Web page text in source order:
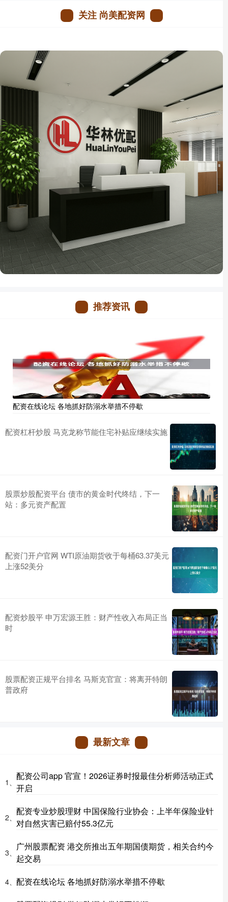
关注 尚美配资网
推荐资讯
配资在线论坛 各地抓好防溺水举措不停歇
配资杠杆炒股 马克龙称节能住宅补贴应继续实施
股票炒股配资平台 债市的黄金时代终结，下一
站：多元资产配置
配资门开户官网 WTI原油期货收于每桶63.37美元
上涨52美分
配资炒股平 申万宏源王胜：财产性收入布局正当
时
股票配资正规平台排名 马斯克官宣：将离开特朗
普政府
最新文章
1、
配资公司app 官宣！2026证券时报最佳分析师活动正式
开启
2、
配资专业炒股理财 中国保险行业协会：上半年保险业针
对自然灾害已赔付55.3亿元
3、
广州股票配资 港交所推出五年期国债期货，相关合约今
起交易
4、 配资在线论坛 各地抓好防溺水举措不停歇